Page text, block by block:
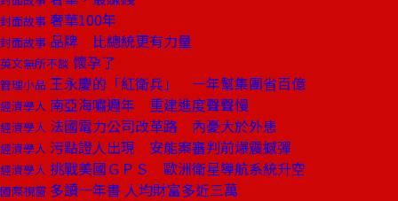
封面故事 奢華100年
封面故事 品牌 比總統更有力量
英文無所不談 懷孕了
管理小品 王永慶的「紅衛兵」 一年幫集團省百億
經濟學人 南亞海嘯週年 重建進度聲聲慢
經濟學人 法國電力公司改革路 內憂大於外患
經濟學人 污點證人出現 安能案審判前爆震撼彈
經濟學人 挑戰美國ＧＰＳ 歐洲衛星導航系統升空
國際視窗 多讀一年書 人均財富多近三萬